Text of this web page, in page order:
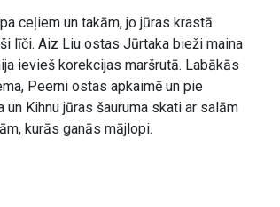
ceļiem un takām, jo jūras krastā
līči. Aiz Liu ostas Jūrtaka bieži maina
ievieš korekcijas maršrutā. Labākās
Peerni ostas apkaimē un pie
Kihnu jūras šauruma skati ar salām
kurās ganās mājlopi.